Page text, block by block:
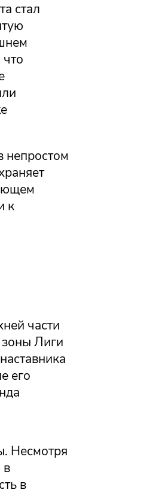
стал
непростом
к
части
Лиги
его
Несмотря
в
в